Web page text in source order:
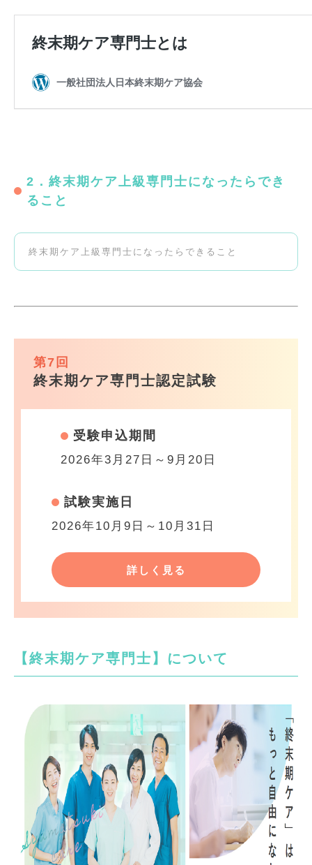
2．終末期ケア上級専門士になったらでき
ること
終末期ケア上級専門士になったらできること
第7回
終末期ケア専門士認定試験
受験申込期間
2026年3月27日～9月20日
試験実施日
2026年10月9日～10月31日
詳しく見る
【終末期ケア専門士】について